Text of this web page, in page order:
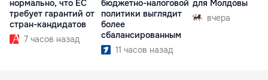
нормально, что ЕС
требует гарантий от
стран-кандидатов
7 часов назад
бюджетно-налоговой
политики выглядит
более
сбалансированным
11 часов назад
для Молдовы
вчера